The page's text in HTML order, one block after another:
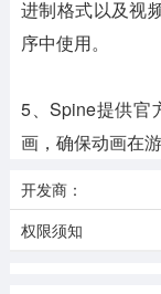
进制格式以及视
序中使用。
5、Spine提供官
画，确保动画在
开发商：
权限须知